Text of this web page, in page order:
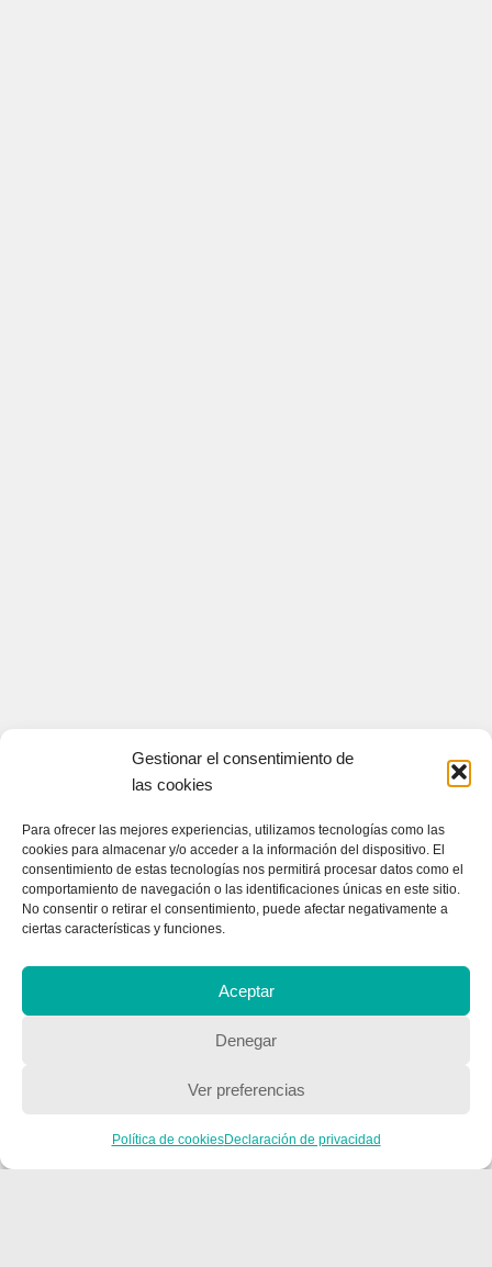
Gestionar el consentimiento de
las cookies
Para ofrecer las mejores experiencias, utilizamos tecnologías como las
cookies para almacenar y/o acceder a la información del dispositivo. El
consentimiento de estas tecnologías nos permitirá procesar datos como el
comportamiento de navegación o las identificaciones únicas en este sitio.
No consentir o retirar el consentimiento, puede afectar negativamente a
ciertas características y funciones.
Aceptar
Denegar
Ver preferencias
Política de cookiesDeclaración de privacidad
CONTACTA CON NOSOTROS